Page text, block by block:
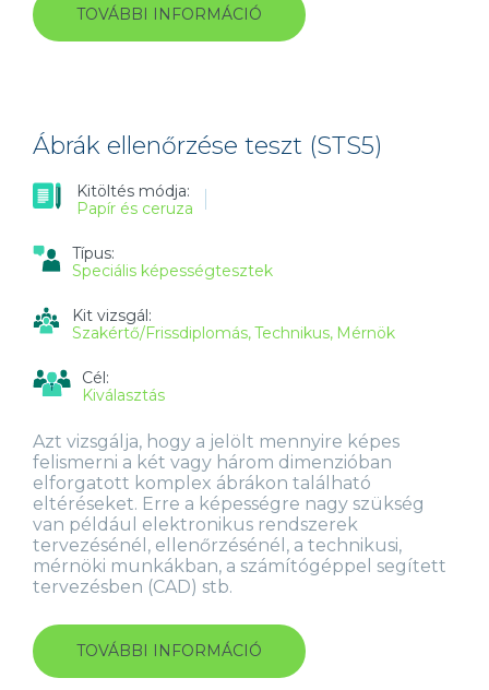
TOVÁBBI INFORMÁCIÓ HIBAKERESÉS
TESZT
Ábrák ellenőrzése teszt (STS5)
Kitöltés módja:
Papír és ceruza
Típus:
Speciális képességtesztek
Kit vizsgál:
Szakértő/Frissdiplomás Technikus Mérnök
Cél:
Kiválasztás
Azt vizsgálja, hogy a jelölt mennyire képes
felismerni a két vagy három dimenzióban
elforgatott komplex ábrákon található
eltéréseket. Erre a képességre nagy szükség
van például elektronikus rendszerek
tervezésénél, ellenőrzésénél, a technikusi,
mérnöki munkákban, a számítógéppel segített
tervezésben (CAD) stb.
TOVÁBBI INFORMÁCIÓ ÁBRÁK
ELLENŐRZÉSE